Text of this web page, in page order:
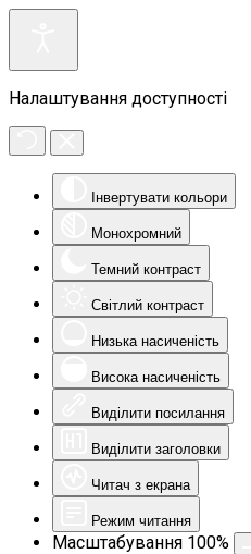
Налаштування доступності
Інвертувати кольори
Монохромний
Темний контраст
Світлий контраст
Низька насиченість
Висока насиченість
Виділити посилання
Виділити заголовки
Читач з екрана
Режим читання
Масштабування 100%